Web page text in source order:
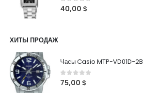
0 out of 5
40,00 $
ХИТЫ ПРОДАЖ
Часы Casio MTP-VD01D-2B
0out of 5
75,00 $